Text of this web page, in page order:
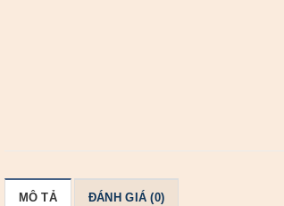
MÔ TẢ ĐÁNH GIÁ (0)